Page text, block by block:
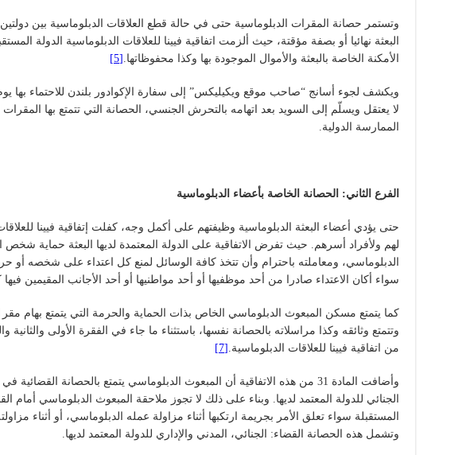
وتستمر حصانة المقرات الدبلوماسية حتى في حالة قطع العلاقات الدبلوماسية بين
البعثة نهائيا أو بصفة مؤقتة، حيث ألزمت اتفاقية فيينا للعلاقات الدبلوماسية الدولة
الأمكنة الخاصة بالبعثة والأموال الموجودة بها وكذا محفوظاتها. [5]
لا يعتقل ويسلّم إلى السويد بعد اتهامه بالتحرش الجنسي، الحصانة التي تتمتع بها
الممارسة الدولية.
الفرع الثاني: الحصانة الخاصة بأعضاء الدبلوماسية
حتى يؤدي أعضاء البعثة الدبلوماسية وظيفتهم على أكمل وجه، كفلت إتفاقية فيينا
لهم ولأفراد أسرهم. حيث تفرض الاتفاقية على الدولة المعتمدة لديها البعثة حماية شخص
الدبلوماسي، ومعاملته باحترام وأن تتخذ كافة الوسائل لمنع كل اعتداء على شخصه أو
سواء أكان الاعتداء صادرا من أحد موظفيها أو أحد مواطنيها أو أحد الأجانب المقيمين
كما يتمتع مسكن المبعوث الدبلوماسي الخاص بذات الحماية والحرمة التي يتمتع بهام مقر
من اتفاقية فيينا للعلاقات الدبلوماسية. [7]
وأضافت المادة 31 من هذه الاتفاقية أن المبعوث الدبلوماسي يتمتع بالحصانة
الجنائي للدولة المعتمد لديها. وبناء على ذلك لا تجوز ملاحقة المبعوث الدبلوماسي أمام
المستقبلة سواء تعلق الأمر بجريمة ارتكبها أثناء مزاولة عمله الدبلوماسي، أو أثناء
وتشمل هذه الحصانة القضاء: الجنائي، المدني والإداري للدولة المعتمد لديها.